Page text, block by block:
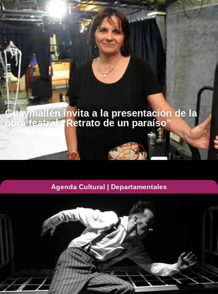
julio, 2026
Guaymallén invita a la presentación de la
obra teatral “Retrato de un paraíso”
Agenda Cultural | Departamentales